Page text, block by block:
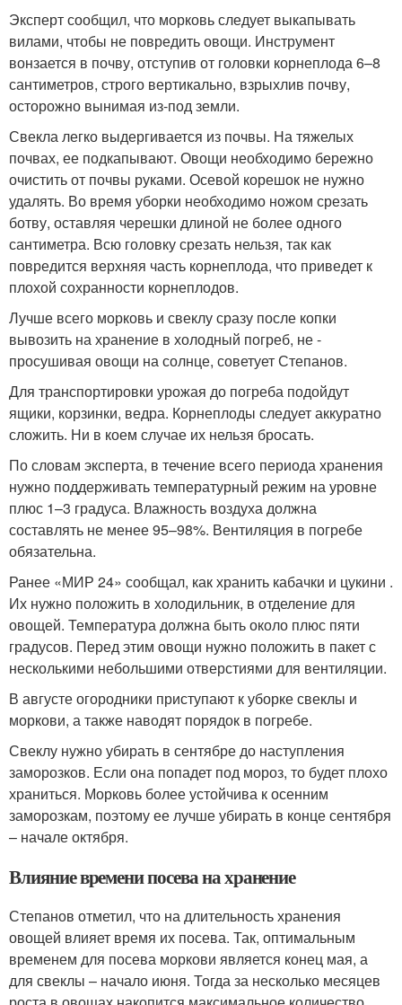
Эксперт сообщил, что морковь следует выкапывать
вилами, чтобы не повредить овощи. Инструмент
вонзается в почву, отступив от головки корнеплода 6–8
сантиметров, строго вертикально, взрыхлив почву,
осторожно вынимая из-под земли.
Свекла легко выдергивается из почвы. На тяжелых
почвах, ее подкапывают. Овощи необходимо бережно
очистить от почвы руками. Осевой корешок не нужно
удалять. Во время уборки необходимо ножом срезать
ботву, оставляя черешки длиной не более одного
сантиметра. Всю головку срезать нельзя, так как
повредится верхняя часть корнеплода, что приведет к
плохой сохранности корнеплодов.
Лучше всего морковь и свеклу сразу после копки
вывозить на хранение в холодный погреб, не ­
просушивая овощи на солнце, советует Степанов.
Для транспортировки урожая до погреба подойдут
ящики, корзинки, ведра. Корнеплоды следует аккуратно
сложить. Ни в коем случае их нельзя бросать.
По словам эксперта, в течение всего периода хранения
нужно поддерживать температурный режим на уровне
плюс 1–3 градуса. Влажность воздуха должна
составлять не менее 95–98%. Вентиляция в погребе
обязательна.
Ранее «МИР 24» сообщал, как хранить кабачки и цукини .
Их нужно положить в холодильник, в отделение для
овощей. Температура должна быть около плюс пяти
градусов. Перед этим овощи нужно положить в пакет с
несколькими небольшими отверстиями для вентиляции.
В августе огородники приступают к уборке свеклы и
моркови, а также наводят порядок в погребе.
Свеклу нужно убирать в сентябре до наступления
заморозков. Если она попадет под мороз, то будет плохо
храниться. Морковь более устойчива к осенним
заморозкам, поэтому ее лучше убирать в конце сентября
– начале октября.
Влияние времени посева на хранение
Степанов отметил, что на длительность хранения
овощей влияет время их посева. Так, оптимальным
временем для посева моркови является конец мая, а
для свеклы – начало июня. Тогда за несколько месяцев